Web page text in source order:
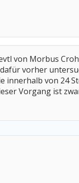
von Morbus
vorher
innerhalb von 24
Vorgang ist